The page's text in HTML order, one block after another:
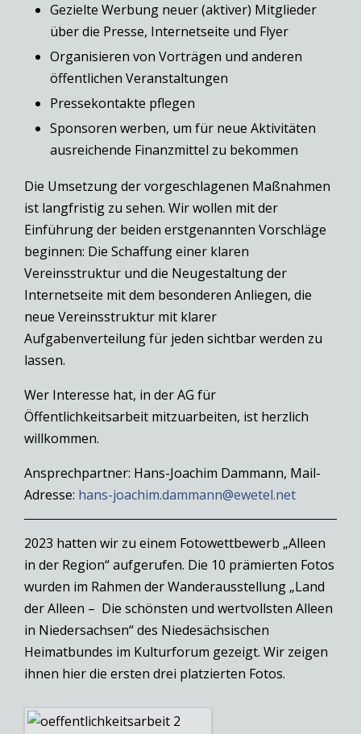
Gezielte Werbung neuer (aktiver) Mitglieder
über die Presse, Internetseite und Flyer
Organisieren von Vorträgen und anderen
öffentlichen Veranstaltungen
Pressekontakte pflegen
Sponsoren werben, um für neue Aktivitäten
ausreichende Finanzmittel zu bekommen
Die Umsetzung der vorgeschlagenen Maßnahmen
ist langfristig zu sehen. Wir wollen mit der
Einführung der beiden erstgenannten Vorschläge
beginnen: Die Schaffung einer klaren
Vereinsstruktur und die Neugestaltung der
Internetseite mit dem besonderen Anliegen, die
neue Vereinsstruktur mit klarer
Aufgabenverteilung für jeden sichtbar werden zu
lassen.
Wer Interesse hat, in der AG für
Öffentlichkeitsarbeit mitzuarbeiten, ist herzlich
willkommen.
Ansprechpartner: Hans-Joachim Dammann, Mail-
Adresse: hans-joachim.dammann@ewetel.net
2023 hatten wir zu einem Fotowettbewerb „Alleen
in der Region“ aufgerufen. Die 10 prämierten Fotos
wurden im Rahmen der Wanderausstellung „Land
der Alleen – Die schönsten und wertvollsten Alleen
in Niedersachsen“ des Niedesächsischen
Heimatbundes im Kulturforum gezeigt. Wir zeigen
ihnen hier die ersten drei platzierten Fotos.